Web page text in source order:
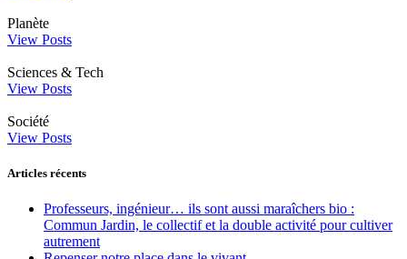
Planète
View Posts
Sciences & Tech
View Posts
Société
View Posts
Articles récents
Professeurs, ingénieur… ils sont aussi maraîchers bio :
Commun Jardin, le collectif et la double activité pour cultiver
autrement